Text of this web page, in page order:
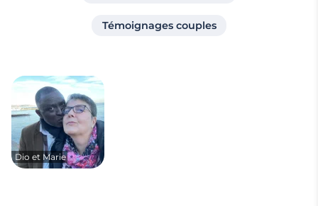
Témoignages couples
Dio et Marie